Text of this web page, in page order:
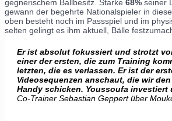
gegnerischem Ballbesitz. Starke 68% seiner
gewann der begehrte Nationalspieler in
oben besteht noch im Passspiel und im
selten gelingt es ihm aktuell, Bälle
Er ist absolut fokussiert und strotzt
einer der ersten, die zum Training
letzten, die es verlassen. Er ist der
Videosequenzen anschaut, die wir
Handy schicken. Youssoufa investiert
Co-Trainer Sebastian Geppert über